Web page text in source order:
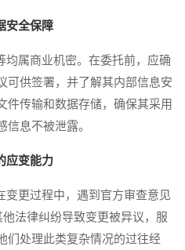
安全保障
属商业机密。在委托前，应确
可供签署，并了解其内部信息安
件传输和数据存储，确保其采用
信息不被泄露。
应变能力
更过程中，遇到官方审查意见
他法律纠纷导致变更被异议，服
们处理此类复杂情况的过往经